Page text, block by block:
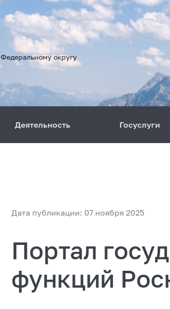
округу
Деятельность Госуслуги
Дата публикации: 07 ноября 2025
Портал
функций